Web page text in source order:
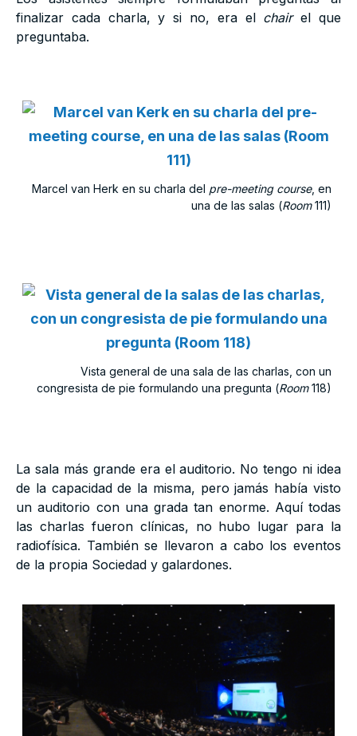
finalizar cada charla, y si no, era el chairel que
preguntaba.
Marcel van Herk en su charla del pre-meeting course, en
una de las salas (Room111)
Vista general de una sala de las charlas, con un
congresista de pie formulando una pregunta (Room118)
La sala más grande era el auditorio. No tengo ni idea
de la capacidad de la misma, pero jamás había visto
un auditorio con una grada tan enorme. Aquí todas
las charlas fueron clínicas, no hubo lugar para la
radiofísica. También se llevaron a cabo los eventos
de la propia Sociedad y galardones.